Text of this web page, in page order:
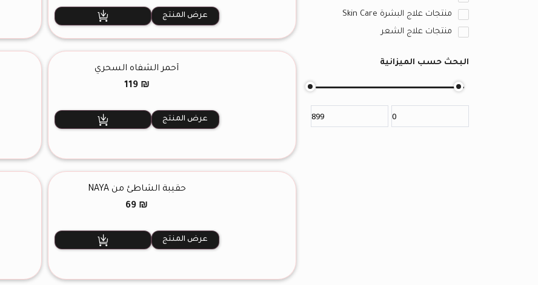
منتجات علاج البشرة Skin Care
منتجات علاج الشعر
البحث حسب الميزانية
99 ₪.
عرض المنتج
أحمر الشفاه السحري
119 ₪
عرض المنتج
حقيبة الشاطئ من NAYA
69 ₪
عرض المنتج